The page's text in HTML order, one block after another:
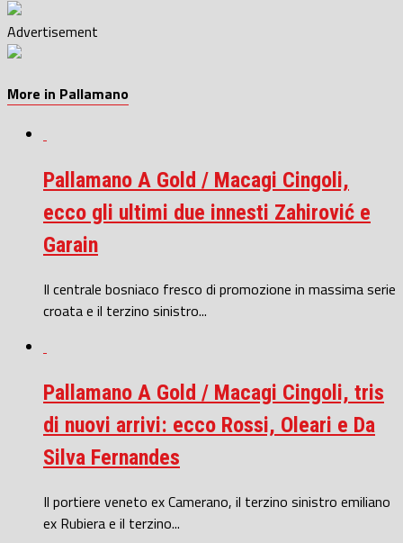
Advertisement
More in Pallamano
Pallamano A Gold / Macagi Cingoli,
ecco gli ultimi due innesti Zahirović e
Garain
Il centrale bosniaco fresco di promozione in massima serie
croata e il terzino sinistro...
Pallamano A Gold / Macagi Cingoli, tris
di nuovi arrivi: ecco Rossi, Oleari e Da
Silva Fernandes
Il portiere veneto ex Camerano, il terzino sinistro emiliano
ex Rubiera e il terzino...